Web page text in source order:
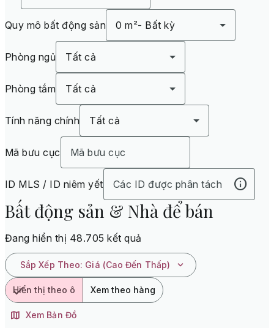
Quy mô bất động sản 0 m²- Bất kỳ
Phòng ngủ Tất cả
Phòng tắm Tất cả
Tính năng chính Tất cả
Mã bưu cục
ID MLS / ID niêm yết
Bất động sản & Nhà để bán
Đang hiển thị 48.705 kết quả
Sắp Xếp Theo: Giá (Cao Đến Thấp)
Hiển thị theo ô Xem theo hàng
Xem Bản Đồ